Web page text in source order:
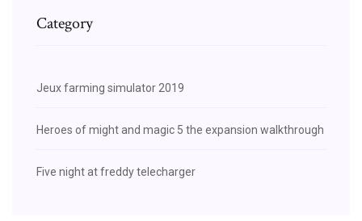
Category
Jeux farming simulator 2019
Heroes of might and magic 5 the expansion walkthrough
Five night at freddy telecharger